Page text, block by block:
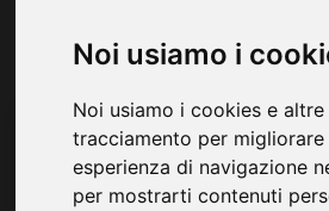
Noi usiamo i
Noi usiamo i cookies e
tracciamento per migliorare
esperienza di navigazione
per mostrarti contenuti
Cerca eventi